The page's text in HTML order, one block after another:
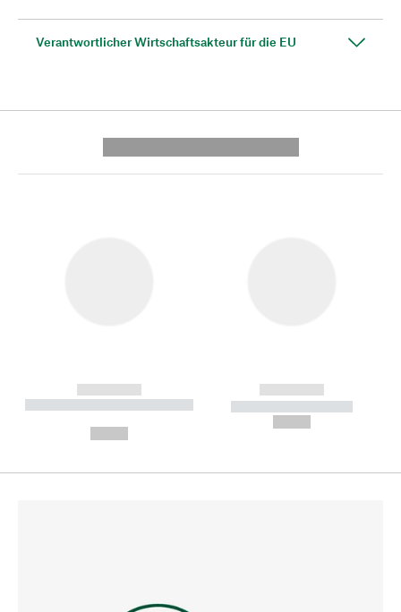
Verantwortlicher Wirtschaftsakteur für die EU
------------
----------- ----------- --------
------------
----------- -----------